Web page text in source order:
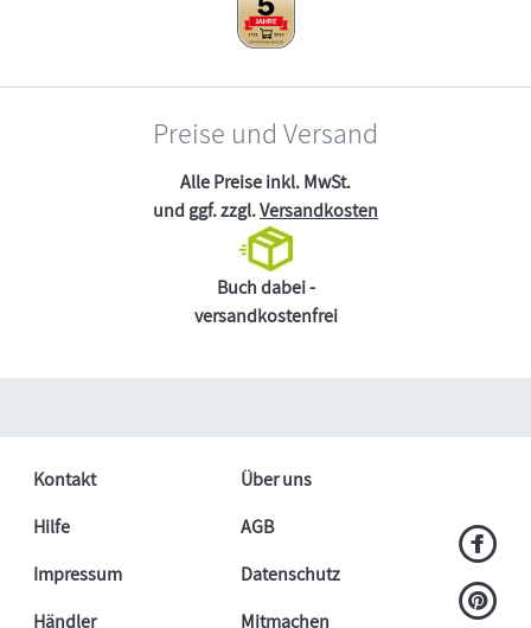
Preise und Versand
Alle Preise inkl. MwSt.
und ggf. zzgl.Versandkosten
Buch dabei -
versandkostenfrei
Kontakt
Über uns
Hilfe
AGB
Impressum
Datenschutz
Händler
Mitmachen